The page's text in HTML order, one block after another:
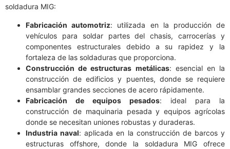
soldadura MIG:
Fabricación automotriz: utilizada en la producción de
vehículos para soldar partes del chasis, carrocerías y
componentes estructurales debido a su rapidez y la
fortaleza de las soldaduras que proporciona.
Construcción de estructuras metálicas: esencial en la
construcción de edificios y puentes, donde se requiere
ensamblar grandes secciones de acero rápidamente.
Fabricación de equipos pesados: ideal para la
construcción de maquinaria pesada y equipos agrícolas
donde se necesitan uniones robustas y duraderas.
Industria naval: aplicada en la construcción de barcos y
estructuras offshore, donde la soldadura MIG ofrece